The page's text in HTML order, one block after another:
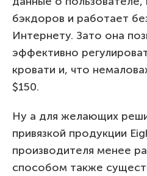
бэкдоров и работает
Интернету. Зато она
эффективно
кровати и, что
$150.
Ну а для желающих
привязкой продукции
производителя менее
способом также